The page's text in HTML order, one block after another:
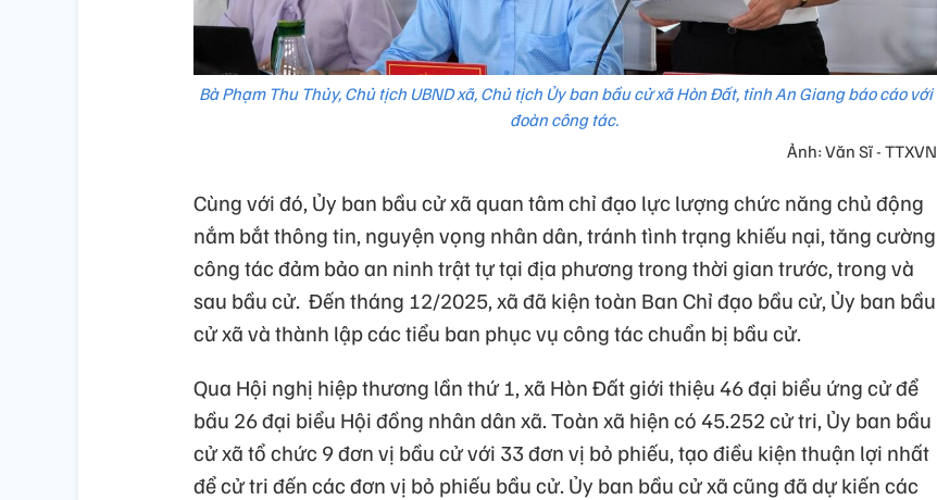
Bà Phạm Thu Thủy, Chủ tịch UBND xã, Chủ tịch Ủy ban bầu cử xã Hòn Đất, tỉnh An Giang báo cáo với
đoàn công tác.
Ảnh: Văn Sĩ - TTXVN
Cùng với đó, Ủy ban bầu cử xã quan tâm chỉ đạo lực lượng chức năng chủ động
nắm bắt thông tin, nguyện vọng nhân dân, tránh tình trạng khiếu nại, tăng cường
công tác đảm bảo an ninh trật tự tại địa phương trong thời gian trước, trong và
sau bầu cử. Đến tháng 12/2025, xã đã kiện toàn Ban Chỉ đạo bầu cử, Ủy ban bầu
cử xã và thành lập các tiểu ban phục vụ công tác chuẩn bị bầu cử.
Qua Hội nghị hiệp thương lần thứ 1, xã Hòn Đất giới thiệu 46 đại biểu ứng cử để
bầu 26 đại biểu Hội đồng nhân dân xã. Toàn xã hiện có 45.252 cử tri, Ủy ban bầu
cử xã tổ chức 9 đơn vị bầu cử với 33 đơn vị bỏ phiếu, tạo điều kiện thuận lợi nhất
để cử tri đến các đơn vị bỏ phiếu bầu cử. Ủy ban bầu cử xã cũng đã dự kiến các